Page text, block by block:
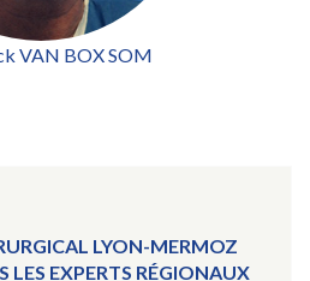
VAN BOX SOM
LYON-MERMOZ
LES EXPERTS RÉGIONAUX